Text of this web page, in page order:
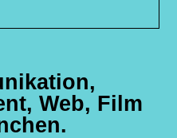
Web, Film